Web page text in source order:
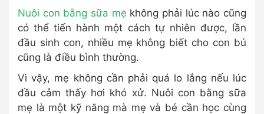
Nuôi con bằng sữa mẹ không phải lúc nào cũng
có thể tiến hành một cách tự nhiên được, lần
đầu sinh con, nhiều mẹ không biết cho con bú
cũng là điều bình thường.
Vì vậy, mẹ không cần phải quá lo lắng nếu lúc
đầu cảm thấy hơi khó xử. Nuôi con bằng sữa
mẹ là một kỹ năng mà mẹ và bé cần học cùng